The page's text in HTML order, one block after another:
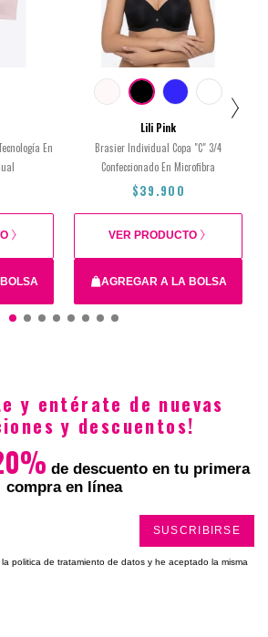
En
Lili Pink
Brasier Individual Copa "C" 3/4
Confeccionado En Microfibra
$39.900
AGREGAR A LA BOLSA
VER PRODUCTO
$39.900
y entérate de nuevas
y descuentos!
de descuento en tu primera
compra en línea
SUSCRIBIRSE
politica de tratamiento de datos y he aceptado la misma